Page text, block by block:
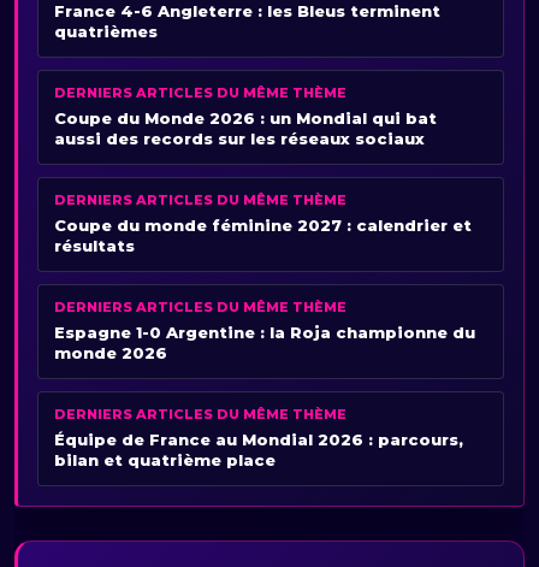
France 4-6 Angleterre : les Bleus terminent
quatrièmes
DERNIERS ARTICLES DU MÊME THÈME
Coupe du Monde 2026 : un Mondial qui bat
aussi des records sur les réseaux sociaux
DERNIERS ARTICLES DU MÊME THÈME
Coupe du monde féminine 2027 : calendrier et
résultats
DERNIERS ARTICLES DU MÊME THÈME
Espagne 1-0 Argentine : la Roja championne du
monde 2026
DERNIERS ARTICLES DU MÊME THÈME
Équipe de France au Mondial 2026 : parcours,
bilan et quatrième place